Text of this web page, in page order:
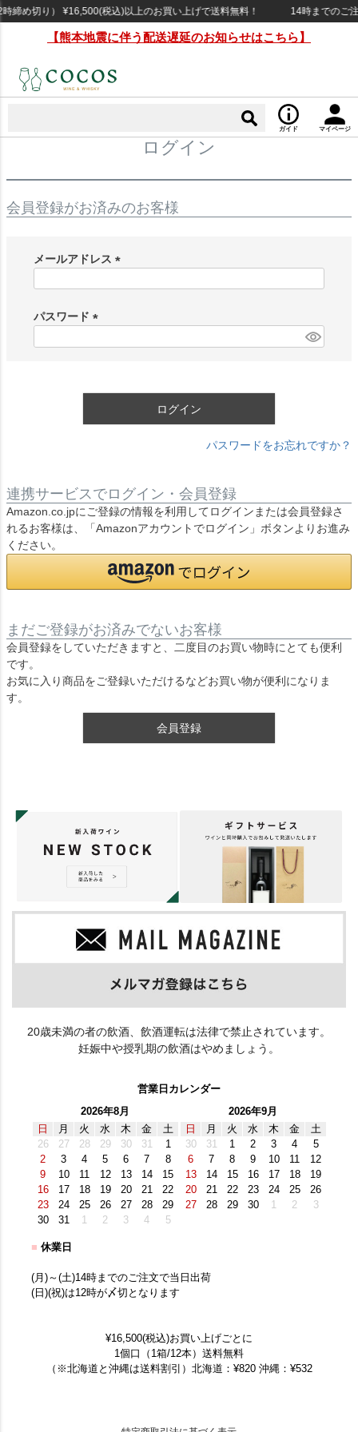
締め切り） ¥16,500(税込)以上のお買い上げで送料無料！ 14時までのご
【熊本地震に伴う配送遅延のお知らせはこちら】
ガイド マイページ
ログイン
会員登録がお済みのお客様
メールアドレス
)
パスワード
ログイン
パスワードをお忘れですか？
連携サービスでログイン・会員登録
Amazon.co.jpにご登録の情報を利用してログインまたは会員登録さ
れるお客様は、「Amazonアカウントでログイン」ボタンよりお進み
ください。
まだご登録がお済みでないお客様
会員登録をしていただきますと、二度目のお買い物時にとても便利
です。
お気に入り商品をご登録いただけるなどお買い物が便利になりま
す。
会員登録
20歳未満の者の飲酒、飲酒運転は法律で禁止されています。
妊娠中や授乳期の飲酒はやめましょう。
営業日カレンダー
2026年8月
日
月 火 水 木 金
土
26
27 28 29 30 31
1
2
3 4 5 6 7
8
9
10 11 12 13 14
15
16
17 18 19 20 21
22
23
24 25 26 27 28
29
30
31 1 2 3 4 5
2026年9月
日
月 火 水 木 金
土
30
31 1 2 3 4
5
6
7 8 9 10 11
12
13
14 15 16 17 18
19
20
21 22 23 24 25
26
27
28 29 30 1 2 3
■ 休業日
(月)～(土)14時までのご注文で当日出荷
(日)(祝)は12時が〆切となります
¥16,500(税込)お買い上げごとに
1個口（1箱/12本）送料無料
（※北海道と沖縄は送料割引）北海道：¥820 沖縄：¥532